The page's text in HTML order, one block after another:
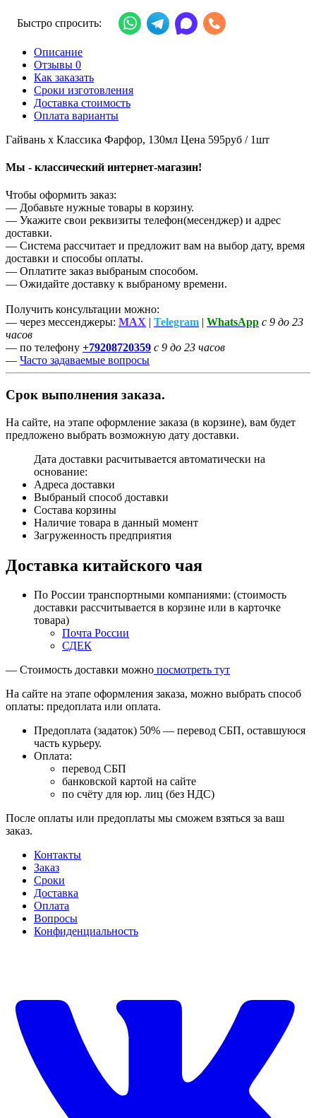
Быстро спросить:
Описание
Отзывы 0
Как заказать
Сроки изготовления
Доставка стоимость
Оплата варианты
Гайвань х Классика Фарфор, 130мл Цена 595руб / 1шт
Мы - классический интернет-магазин!
Чтобы оформить заказ:
— Добавьте нужные товары в корзину.
— Укажите свои реквизиты телефон(месенджер) и адрес
доставки.
— Система рассчитает и предложит вам на выбор дату, время
доставки и способы оплаты.
— Оплатите заказ выбраным способом.
— Ожидайте доставку к выбраному времени.
Получить консультации можно:
— через мессенджеры: MAX | Telegram | WhatsApp с 9 до 23
часов
— по телефону +79208720359 с 9 до 23 часов
— Часто задаваемые вопросы
Срок выполнения заказа.
На сайте, на этапе оформление заказа (в корзине), вам будет
предложено выбрать возможную дату доставки.
Дата доставки расчитывается автоматически на
основание:
Адреса доставки
Выбраный способ доставки
Состава корзины
Наличие товара в данный момент
Загруженность предприятия
Доставка китайского чая
По России транспортными компаниями: (стоимость
доставки рассчитывается в корзине или в карточке
товара)
Почта России
СДЕК
— Стоимость доставки можно посмотреть тут
На сайте на этапе оформления заказа, можно выбрать способ
оплаты: предоплата или оплата.
Предоплата (задаток) 50% — перевод СБП, оставшуюся
часть курьеру.
Оплата:
перевод СБП
банковской картой на сайте
по счёту для юр. лиц (без НДС)
После оплаты или предоплаты мы сможем взяться за ваш
заказ.
Контакты
Заказ
Cроки
Доставка
Оплата
Вопросы
Конфиденциальность